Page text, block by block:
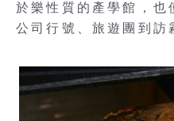
於樂性質的產學館，也
公司行號、旅遊團到訪